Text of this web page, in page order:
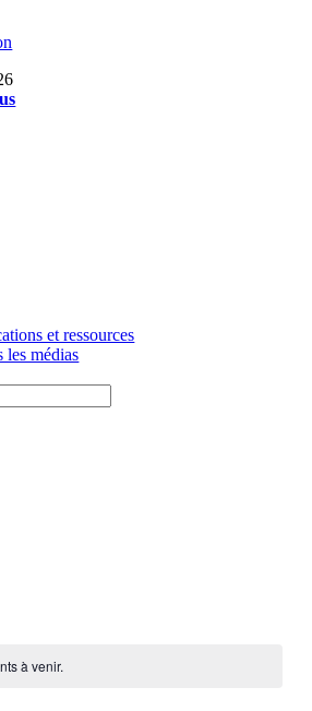
et ressources
les médias
à venir.